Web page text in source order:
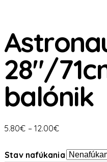
28″/
balónik
5.80€ – 12.00€Price
5.80€
Stav nafúkania